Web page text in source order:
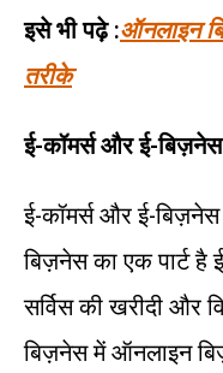
इसे भी पढ़े :ऑनलाइन
तरीके
ई-कॉमर्स और ई-
ई-कॉमर्स और ई-
बिज़नेस का एक पार्ट है
सर्विस की खरीदी और
बिज़नेस में ऑनलाइन